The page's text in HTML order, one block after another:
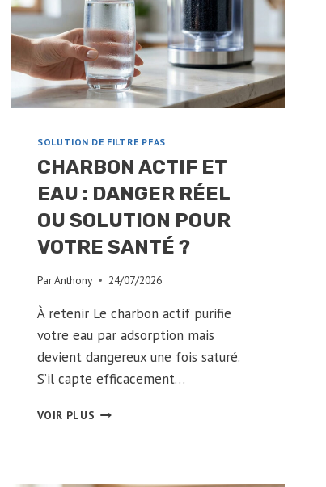
DIT
VRAIMENT
LA
SCIENCE
SOLUTION DE FILTRE PFAS
CHARBON ACTIF ET
EAU : DANGER RÉEL
OU SOLUTION POUR
VOTRE SANTÉ ?
ParAnthony 24/07/2026
À retenir Le charbon actif purifie
votre eau par adsorption mais
devient dangereux une fois saturé.
S’il capte efficacement…
VOIR PLUS CHARBON